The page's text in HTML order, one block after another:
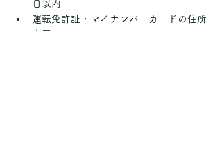
日以内
運転免許証・マイナンバーカードの住所